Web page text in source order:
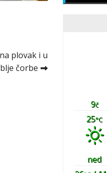
plovak i u
čorbe
9č
25°C
ned